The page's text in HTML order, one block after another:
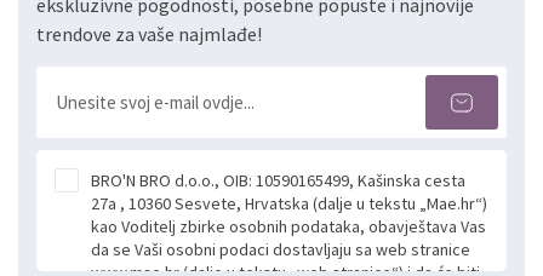
ekskluzivne pogodnosti, posebne popuste i najnovije
trendove za vaše najmlađe!
BRO'N BRO d.o.o., OIB: 10590165499, Kašinska cesta
27a , 10360 Sesvete, Hrvatska (dalje u tekstu „Mae.hr“)
kao Voditelj zbirke osobnih podataka, obavještava Vas
da se Vaši osobni podaci dostavljaju sa web stranice